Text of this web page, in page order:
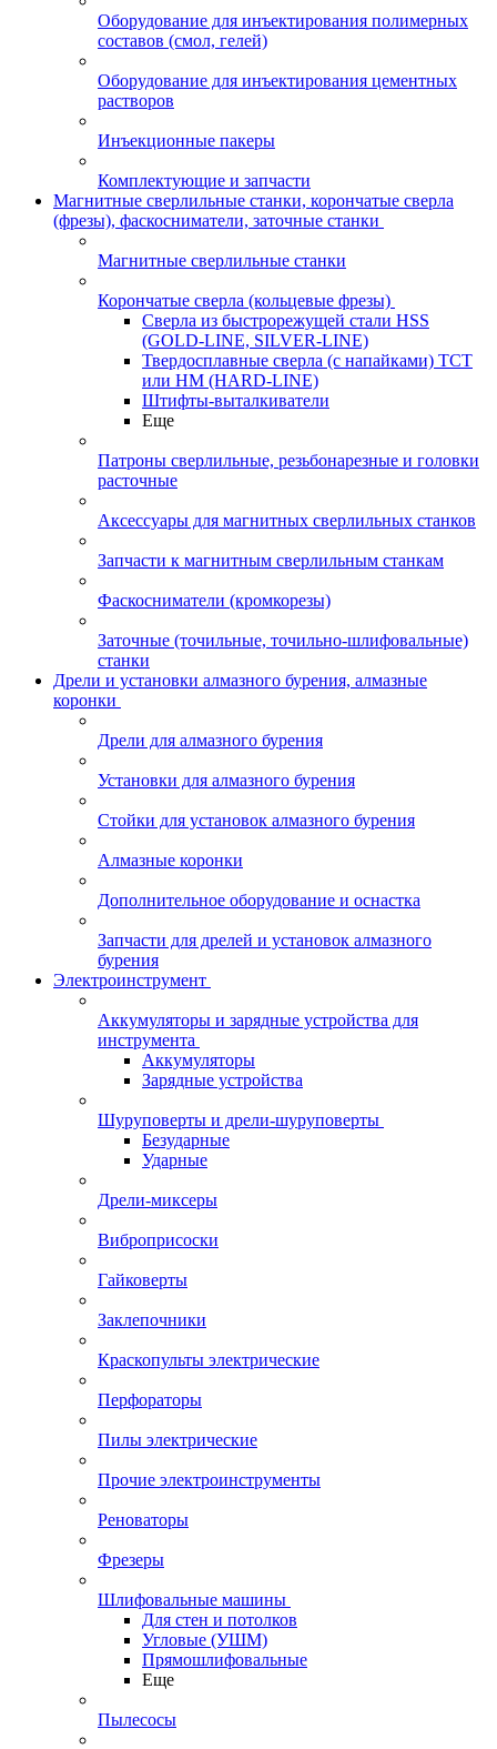
Оборудование для инъектирования полимерных
составов (смол, гелей)
Оборудование для инъектирования цементных
растворов
Инъекционные пакеры
Комплектующие и запчасти
Магнитные сверлильные станки, корончатые сверла
(фрезы), фаскосниматели, заточные станки
Магнитные сверлильные станки
Корончатые сверла (кольцевые фрезы)
Сверла из быстрорежущей стали HSS
(GOLD-LINE, SILVER-LINE)
Твердосплавные сверла (с напайками) ТСТ
или HM (HARD-LINE)
Штифты-выталкиватели
Еще
Патроны сверлильные, резьбонарезные и головки
расточные
Аксессуары для магнитных сверлильных станков
Запчасти к магнитным сверлильным станкам
Фаскосниматели (кромкорезы)
Заточные (точильные, точильно-шлифовальные)
станки
Дрели и установки алмазного бурения, алмазные
коронки
Дрели для алмазного бурения
Установки для алмазного бурения
Стойки для установок алмазного бурения
Алмазные коронки
Дополнительное оборудование и оснастка
Запчасти для дрелей и установок алмазного
бурения
Электроинструмент
Аккумуляторы и зарядные устройства для
инструмента
Аккумуляторы
Зарядные устройства
Шуруповерты и дрели-шуруповерты
Безударные
Ударные
Дрели-миксеры
Виброприсоски
Гайковерты
Заклепочники
Краскопульты электрические
Перфораторы
Пилы электрические
Прочие электроинструменты
Реноваторы
Фрезеры
Шлифовальные машины
Для стен и потолков
Угловые (УШМ)
Прямошлифовальные
Еще
Пылесосы